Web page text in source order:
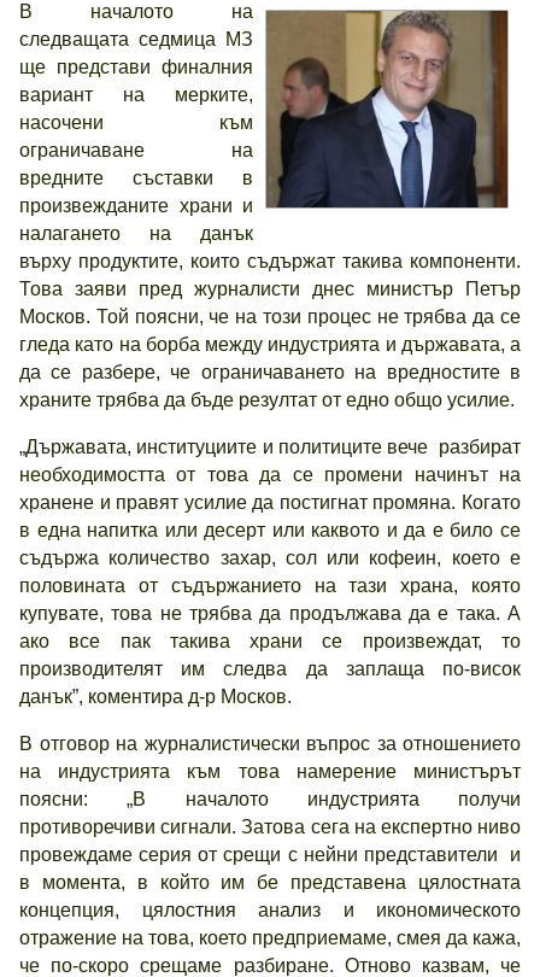
В началото на
следващата седмица МЗ
ще представи финалния
вариант на мерките,
насочени към
ограничаване на
вредните съставки в
произвежданите храни и
налагането на данък
върху продуктите, които съдържат такива компоненти.
Това заяви пред журналисти днес министър Петър
Москов. Той поясни, че на този процес не трябва да се
гледа като на борба между индустрията и държавата, а
да се разбере, че ограничаването на вредностите в
храните трябва да бъде резултат от едно общо усилие.
„Държавата, институциите и политиците вече разбират
необходимостта от това да се промени начинът на
хранене и правят усилие да постигнат промяна. Когато
в една напитка или десерт или каквото и да е било се
съдържа количество захар, сол или кофеин, което е
половината от съдържанието на тази храна, която
купувате, това не трябва да продължава да е така. А
ако все пак такива храни се произвеждат, то
производителят им следва да заплаща по-висок
данък”, коментира д-р Москов.
В отговор на журналистически въпрос за отношението
на индустрията към това намерение министърът
поясни: „В началото индустрията получи
противоречиви сигнали. Затова сега на експертно ниво
провеждаме серия от срещи с нейни представители и
в момента, в който им бе представена цялостната
концепция, цялостния анализ и икономическото
отражение на това, което предприемаме, смея да кажа,
че по-скоро срещаме разбиране. Отново казвам, че